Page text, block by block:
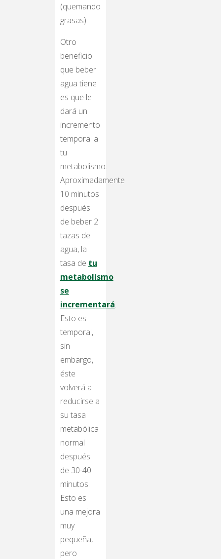
(quemando
grasas).
Otro
beneficio
que beber
agua tiene
es que le
dará un
incremento
temporal a
tu
metabolismo.
Aproximadamente
10 minutos
después
de beber 2
tazas de
agua, la
tasa de tu
metabolismo
se
incrementará.
Esto es
temporal,
sin
embargo,
éste
volverá a
reducirse a
su tasa
metabólica
normal
después
de 30-40
minutos.
Esto es
una mejora
muy
pequeña,
pero